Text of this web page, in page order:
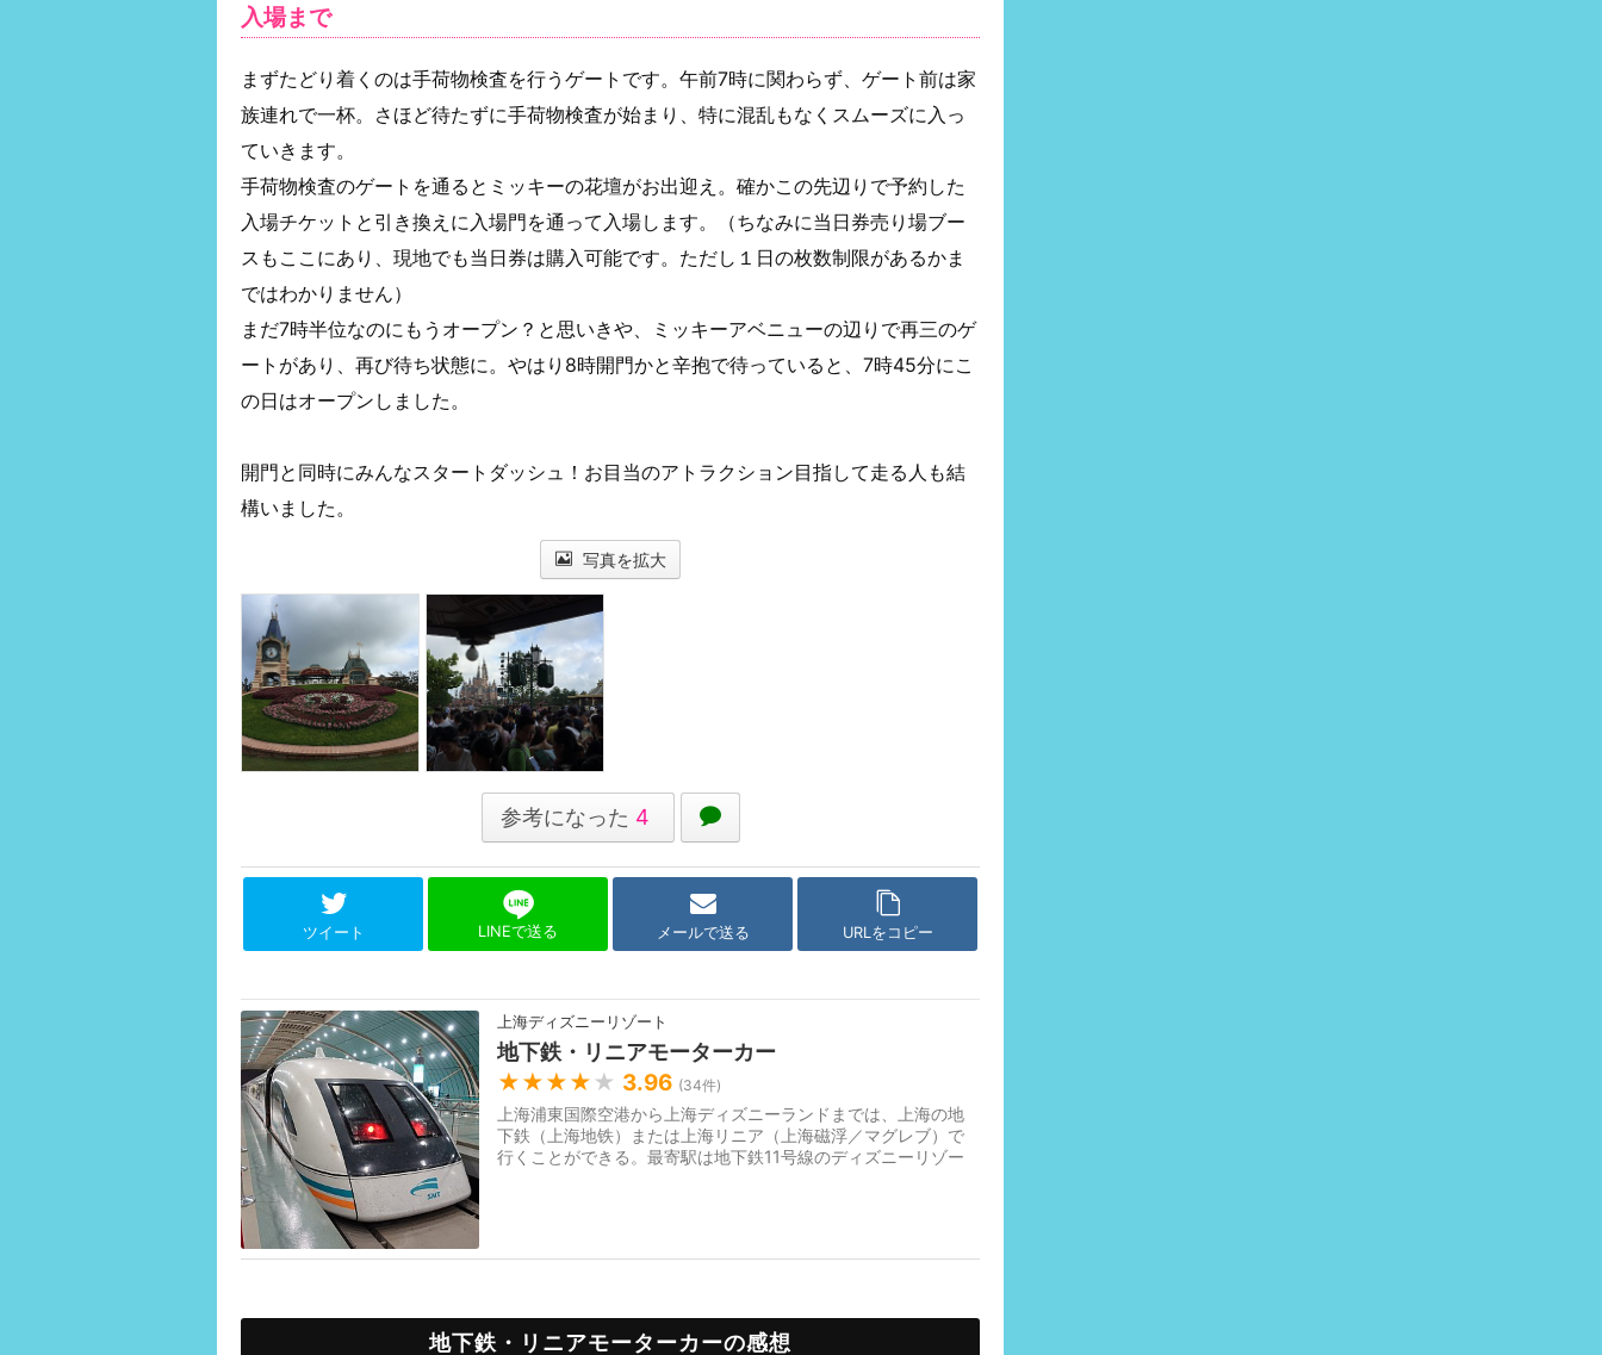
入場まで
まずたどり着くのは手荷物検査を行うゲートです。午前7時に関わらず、ゲート前は家
族連れで一杯。さほど待たずに手荷物検査が始まり、特に混乱もなくスムーズに入っ
ていきます。
手荷物検査のゲートを通るとミッキーの花壇がお出迎え。確かこの先辺りで予約した
入場チケットと引き換えに入場門を通って入場します。（ちなみに当日券売り場ブー
スもここにあり、現地でも当日券は購入可能です。ただし１日の枚数制限があるかま
ではわかりません）
まだ7時半位なのにもうオープン？と思いきや、ミッキーアベニューの辺りで再三のゲ
ートがあり、再び待ち状態に。やはり8時開門かと辛抱で待っていると、7時45分にこ
の日はオープンしました。
開門と同時にみんなスタートダッシュ！お目当のアトラクション目指して走る人も結
構いました。
写真を拡大
参考になった 4
ツイート LINEで送る メールで送る URLをコピー
上海ディズニーリゾート
地下鉄・リニアモーターカー
★★★★ ★ 3.96 (34件)
上海浦東国際空港から上海ディズニーランドまでは、上海の地
下鉄（上海地铁）または上海リニア（上海磁浮／マグレブ）で
行くことができる。最寄駅は地下鉄11号線のディズニーリゾー
地下鉄・リニアモーターカーの感想